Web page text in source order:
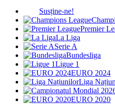
Susține-ne!
Premier
La Liga
Serie A
Bundesliga
Ligue 1
EURO 2024
Liga
EURO 2020